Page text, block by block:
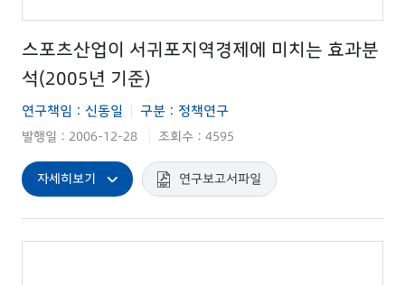
스포츠산업이 서귀포지역경제에 미치는 효과분
석(2005년 기준)
연구책임 : 신동일 구분 : 정책연구
발행일 : 2006-12-28 조회수 : 4595
자세히보기 연구보고서파일